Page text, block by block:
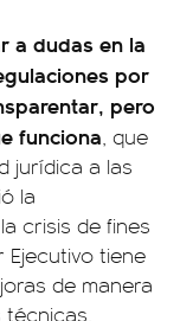
a dudas en la
por
pero
funciona, que
jurídica a las
la
crisis de fines
Ejecutivo tiene
de manera
técnicas,